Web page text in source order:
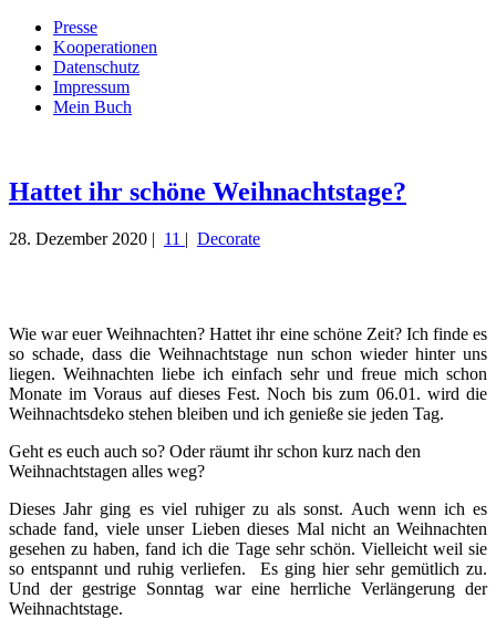
Presse
Kooperationen
Datenschutz
Impressum
Mein Buch
Villa König
Hattet ihr schöne Weihnachtstage?
28. Dezember 2020 | 11 | Decorate
Wie war euer Weihnachten? Hattet ihr eine schöne Zeit? Ich finde es
so schade, dass die Weihnachtstage nun schon wieder hinter uns
liegen. Weihnachten liebe ich einfach sehr und freue mich schon
Monate im Voraus auf dieses Fest. Noch bis zum 06.01. wird die
Weihnachtsdeko stehen bleiben und ich genieße sie jeden Tag.
Geht es euch auch so? Oder räumt ihr schon kurz nach den
Weihnachtstagen alles weg?
Dieses Jahr ging es viel ruhiger zu als sonst. Auch wenn ich es
schade fand, viele unser Lieben dieses Mal nicht an Weihnachten
gesehen zu haben, fand ich die Tage sehr schön. Vielleicht weil sie
so entspannt und ruhig verliefen. Es ging hier sehr gemütlich zu.
Und der gestrige Sonntag war eine herrliche Verlängerung der
Weihnachtstage.